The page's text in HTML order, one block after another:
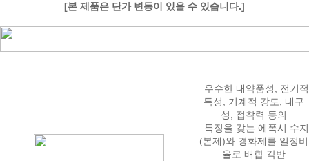
[본 제품은 단가 변동이 있을 수 있습니다.]
우수한 내약품성, 전기적
특성, 기계적 강도, 내구
성, 접착력 등의
특징을 갖는 에폭시 수지
(본제)와 경화제를 일정비
율로 배합 각반